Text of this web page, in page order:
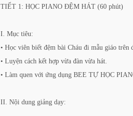
TIẾT 1: HỌC PIANO ĐỆM HÁT (60 phút)
I. Mục tiêu:
• Học viên biết đệm bài Cháu đi mẫu giáo
• Luyện cách kết hợp vừa đàn vừa hát.
• Làm quen với ứng dụng BEE TỰ HỌC
II. Nội dung giảng dạy: